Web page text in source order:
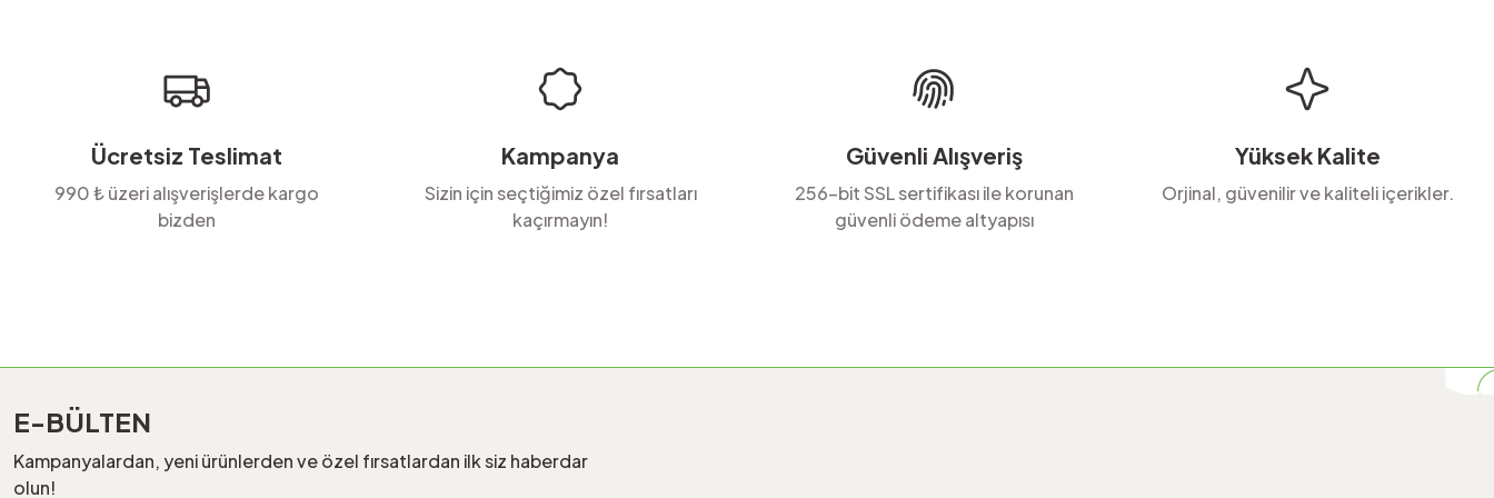
Bu ürüne benzer farklı alternatifler olmalı.
Ücretsiz Teslimat
990 ₺ üzeri alışverişlerde kargo
bizden
Kampanya
Sizin için seçtiğimiz özel fırsatları
kaçırmayın!
Güvenli Alışveriş
256-bit SSL sertifikası ile korunan
güvenli ödeme altyapısı
Yüksek Kalite
Orjinal, güvenilir ve kaliteli içerikler.
E-BÜLTEN
Kampanyalardan, yeni ürünlerden ve özel fırsatlardan ilk siz haberdar
olun!